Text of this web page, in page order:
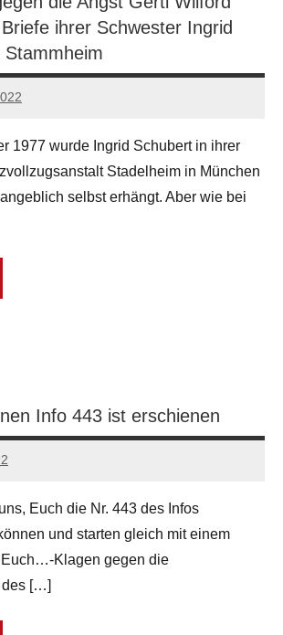
ihrer Schwester Ingrid
1977 wurde Ingrid Schubert in ihrer
Stadelheim in München
selbst erhängt. Aber wie bei
Info 443 ist erschienen
Euch die Nr. 443 des Infos
und starten gleich mit einem
Euch…-Klagen gegen die
des […]